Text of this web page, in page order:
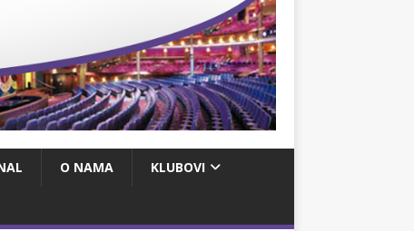
O NAMA KLUBOVI